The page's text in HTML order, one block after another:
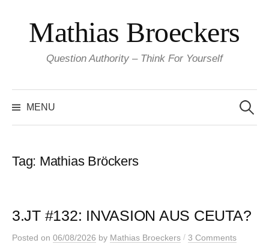
content
Mathias Broeckers
Question Authority – Think For Yourself
MENU
for:
Tag: Mathias Bröckers
3.JT #132: INVASION AUS CEUTA?
Posted on 06/08/2026 by Mathias Broeckers / 3 Comments